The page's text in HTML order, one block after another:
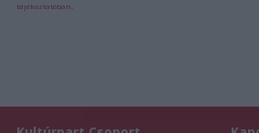
tájékoztatóban